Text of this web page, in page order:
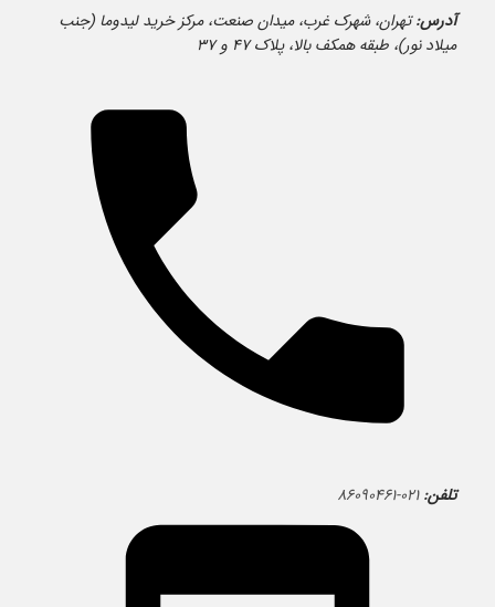
آدرس:تهران، شهرک غرب، میدان صنعت، مرکز خرید لیدوما (جنب
میلاد نور)، طبقه همکف بالا، پلاک ۴۷ و ۳۷
تلفن: ۰۲۱-۸۶۰۹۰۴۶۱